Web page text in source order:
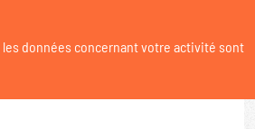
données concernant votre activité sont